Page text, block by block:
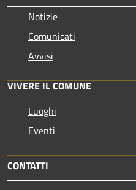
Notizie
Comunicati
Avvisi
VIVERE IL COMUNE
Luoghi
Eventi
CONTATTI